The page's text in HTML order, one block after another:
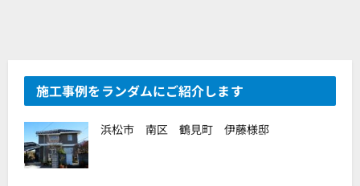
施工事例をランダムにご紹介します
浜松市 南区 鶴見町 伊藤様邸